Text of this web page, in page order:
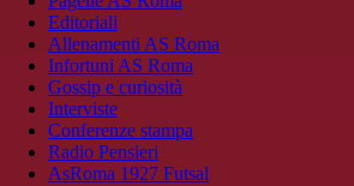
Editoriali
Allenamenti AS Roma
Infortuni AS Roma
Gossip e curiosità
Interviste
Conferenze stampa
Radio Pensieri
AsRoma 1927 Futsal